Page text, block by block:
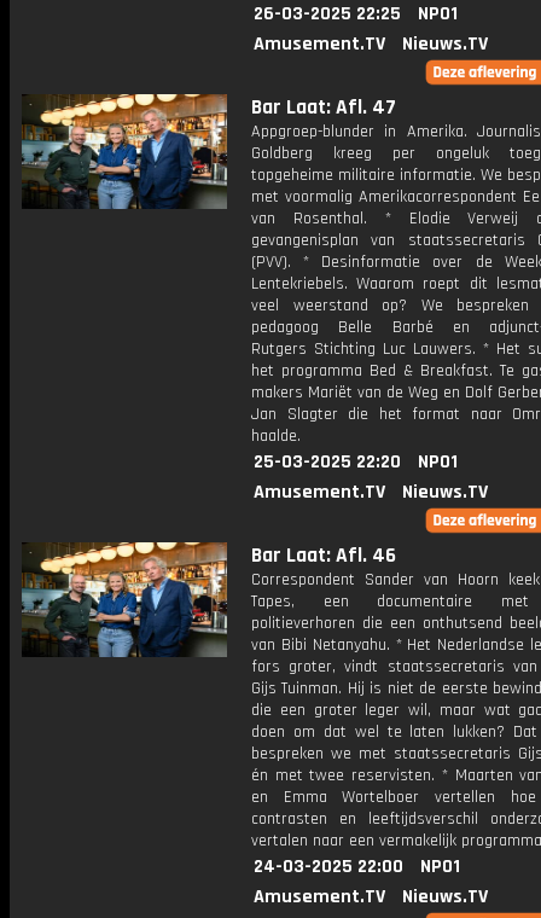
26-03-2025 22:25
NPO1
Amusement.TV
Nieuws.TV
Bar Laat: Afl. 47
Appgroep-blunder in Amerika.
Goldberg kreeg per ongeluk
topgeheime militaire informatie. We
met voormalig Amerikacorrespondent
van Rosenthal. * Elodie Verweij
gevangenisplan van staatssecretaris
(PVV). * Desinformatie over de
Lentekriebels. Waarom roept dit
veel weerstand op? We
pedagoog Belle Barbé en adjunct-
Rutgers Stichting Luc Lauwers. * Het
het programma Bed & Breakfast. Te
makers Mariët van de Weg en Dolf
Jan Slagter die het format naar
haalde.
25-03-2025 22:20
NPO1
Amusement.TV
Nieuws.TV
Bar Laat: Afl. 46
Correspondent Sander van Hoorn
Tapes, een documentaire met
politieverhoren die een onthutsend
van Bibi Netanyahu. * Het Nederlandse
fors groter, vindt staatssecretaris van
Gijs Tuinman. Hij is niet de eerste
die een groter leger wil, maar wat
doen om dat wel te laten lukken?
bespreken we met staatssecretaris
én met twee reservisten. * Maarten
en Emma Wortelboer vertellen
contrasten en leeftijdsverschil
vertalen naar een vermakelijk
24-03-2025 22:00
NPO1
Amusement.TV
Nieuws.TV